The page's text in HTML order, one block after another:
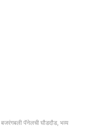
बजरंगबली पॅनेलची घौडदौड, भव्य